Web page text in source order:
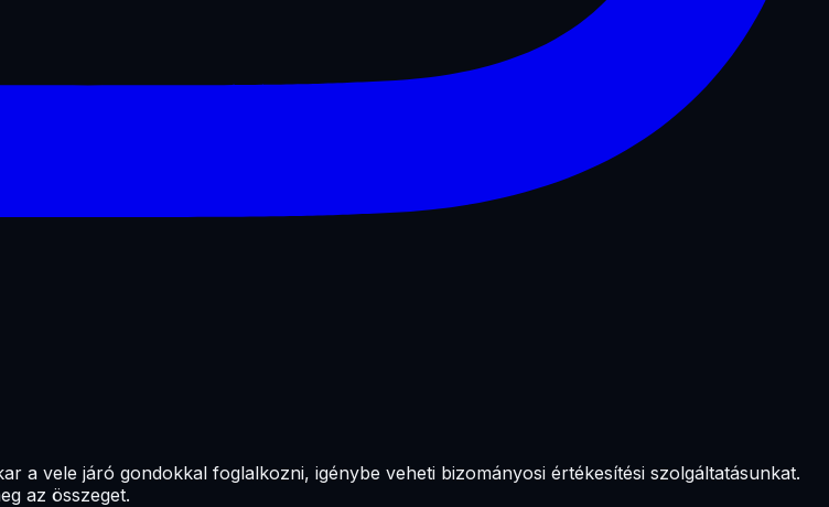
a vele járó gondokkal foglalkozni, igénybe veheti bizományosi értékesítési szolgáltatásunkat.
az összeget.